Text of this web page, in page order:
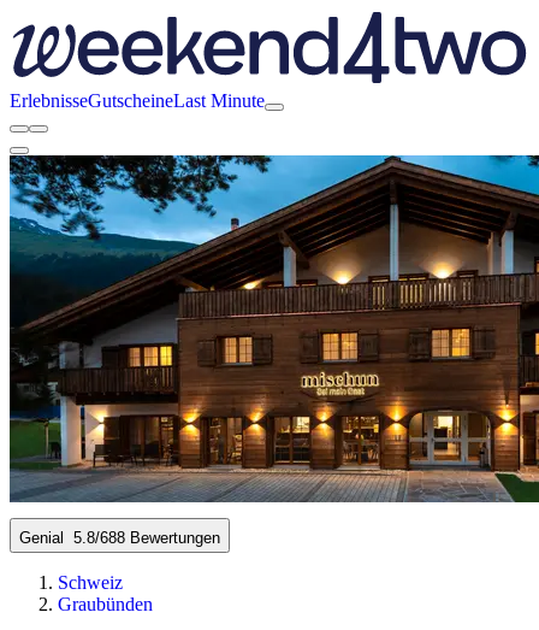
ErlebnisseGutscheineLast Minute
Genial 5.8/688 Bewertungen
Schweiz
Graubünden